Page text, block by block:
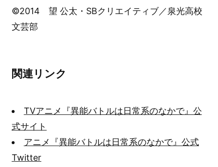
©2014 望 公太・SBクリエイティブ／泉光高校
文芸部
関連リンク
TVアニメ『異能バトルは日常系のなかで』公
式サイト
アニメ『異能バトルは日常系のなかで』公式
Twitter